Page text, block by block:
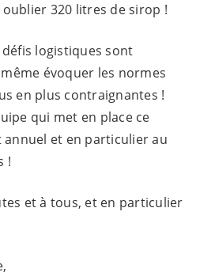
320 litres de sirop !
défis logistiques sont
évoquer les normes
en plus contraignantes !
qui met en place ce
et en particulier au
!
et à tous, et en particulier